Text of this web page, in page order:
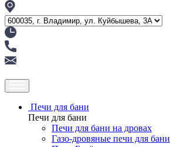
Печи для бани
Печи для бани
Печи для бани на дровах
Газо-дровяные печи для бани